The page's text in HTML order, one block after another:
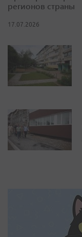
регионов страны
17.07.2026